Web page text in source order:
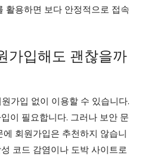
활용하면 보다 안정적으로 접속
가입해도 괜찮을까
가입 없이 이용할 수 있습니다.
이 필요합니다. 그러나 보안 문
회원가입은 추천하지 않습니
코드 감염이나 도박 사이트로